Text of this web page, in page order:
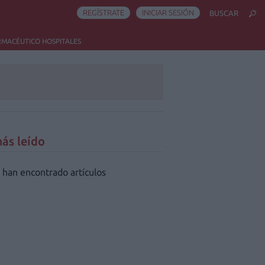
HOSPITALES
REGÍSTRATE INICIAR SESIÓN BUSCAR
leído
han encontrado artículos